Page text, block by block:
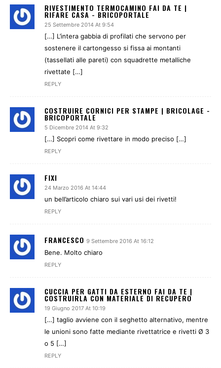
RIVESTIMENTO TERMOCAMINO FAI DA TE |
RIFARE CASA - BRICOPORTALE
25 Settembre 2014 At 9:54
[…] L’intera gabbia di profilati che servono per
sostenere il cartongesso si fissa ai montanti
(tassellati alle pareti) con squadrette metalliche
rivettate […]
REPLY
COSTRUIRE CORNICI PER STAMPE | BRICOLAGE -
BRICOPORTALE
5 Dicembre 2014 At 9:32
[…] Scopri come rivettare in modo preciso […]
REPLY
FIXI
24 Marzo 2016 At 14:44
un bell’articolo chiaro sui vari usi dei rivetti!
REPLY
FRANCESCO 9 Settembre 2016 At 16:12
Bene. Molto chiaro
REPLY
CUCCIA PER GATTI DA ESTERNO FAI DA TE |
COSTRUIRLA CON MATERIALE DI RECUPERO
19 Giugno 2017 At 10:19
[…] taglio avviene con il seghetto alternativo, mentre
le unioni sono fatte mediante rivettatrice e rivetti Ø 3
o 5 […]
REPLY